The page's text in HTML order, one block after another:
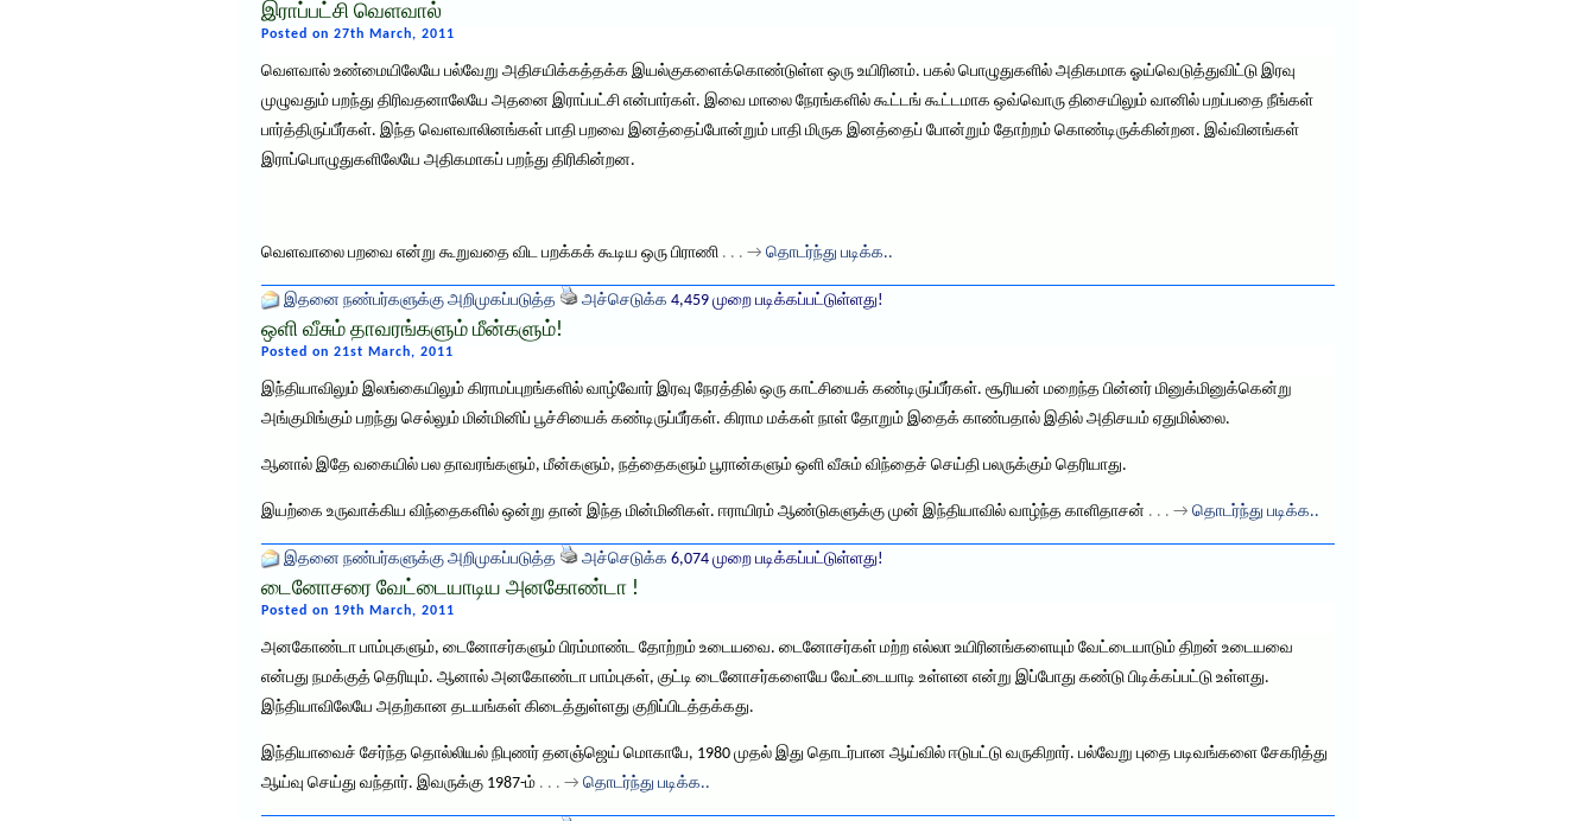
இராப்பட்சி வெளவால்
Posted on 27th March, 2011
வெளவால் உண்மையிலேயே பல்வேறு அதிசயிக்கத்தக்க இயல்குகளைக்கொண்டுள்ள ஒரு உயிரினம். பகல் பொழுதுகளில் அதிகமாக ஓய்வெடுத்துவிட்டு இரவு
முழுவதும் பறந்து திரிவதனாலேயே அதனை இராப்பட்சி என்பார்கள். இவை மாலை நேரங்களில் கூட்டங் கூட்டமாக ஒவ்வொரு திசையிலும் வானில் பறப்பதை நீங்கள்
பார்த்திருப்பீர்கள். இந்த வெளவாலினங்கள் பாதி பறவை இனத்தைப்போன்றும் பாதி மிருக இனத்தைப் போன்றும் தோற்றம் கொண்டிருக்கின்றன. இவ்வினங்கள்
இராப்பொழுதுகளிலேயே அதிகமாகப் பறந்து திரிகின்றன.
வெளவாலை பறவை என்று கூறுவதை விட பறக்கக் கூடிய ஒரு பிராணி . . . → தொடர்ந்து படிக்க..
இதனை நண்பர்களுக்கு அறிமுகப்படுத்த அச்செடுக்க 4,459 முறை படிக்கப்பட்டுள்ளது!
ஒளி வீசும் தாவரங்களும் மீன்களும்!
Posted on 21st March, 2011
இந்தியாவிலும் இலங்கையிலும் கிராமப்புறங்களில் வாழ்வோர் இரவு நேரத்தில் ஒரு காட்சியைக் கண்டிருப்பீர்கள். சூரியன் மறைந்த பின்னர் மினுக்மினுக்கென்று
அங்குமிங்கும் பறந்து செல்லும் மின்மினிப் பூச்சியைக் கண்டிருப்பீர்கள். கிராம மக்கள் நாள் தோறும் இதைக் காண்பதால் இதில் அதிசயம் ஏதுமில்லை.
ஆனால் இதே வகையில் பல தாவரங்களும், மீன்களும், நத்தைகளும் பூரான்களும் ஒளி வீசும் விந்தைச் செய்தி பலருக்கும் தெரியாது.
இயற்கை உருவாக்கிய விந்தைகளில் ஒன்று தான் இந்த மின்மினிகள். ஈராயிரம் ஆண்டுகளுக்கு முன் இந்தியாவில் வாழ்ந்த காளிதாசன் . . . → தொடர்ந்து படிக்க..
இதனை நண்பர்களுக்கு அறிமுகப்படுத்த அச்செடுக்க 6,074 முறை படிக்கப்பட்டுள்ளது!
டைனோசரை வேட்டையாடிய அனகோண்டா !
Posted on 19th March, 2011
அனகோண்டா பாம்புகளும், டைனோசர்களும் பிரம்மாண்ட தோற்றம் உடையவை. டைனோசர்கள் மற்ற எல்லா உயிரினங்களையும் வேட்டையாடும் திறன் உடையவை
என்பது நமக்குத் தெரியும். ஆனால் அனகோண்டா பாம்புகள், குட்டி டைனோசர்களையே வேட்டையாடி உள்ளன என்று இப்போது கண்டு பிடிக்கப்பட்டு உள்ளது.
இந்தியாவிலேயே அதற்கான தடயங்கள் கிடைத்துள்ளது குறிப்பிடத்தக்கது.
இந்தியாவைச் சேர்ந்த தொல்லியல் நிபுணர் தனஞ்ஜெய் மொகாபே, 1980 முதல் இது தொடர்பான ஆய்வில் ஈடுபட்டு வருகிறார். பல்வேறு புதை படிவங்களை சேகரித்து
ஆய்வு செய்து வந்தார். இவருக்கு 1987-ம் . . . → தொடர்ந்து படிக்க..